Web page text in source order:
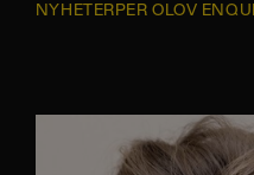
NYHETERPER OLOV